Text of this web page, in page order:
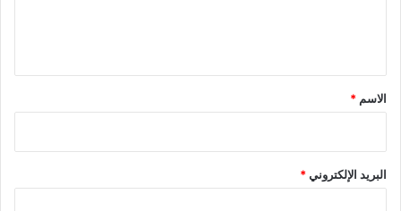
*
الاسم *
البريد الإلكتروني*